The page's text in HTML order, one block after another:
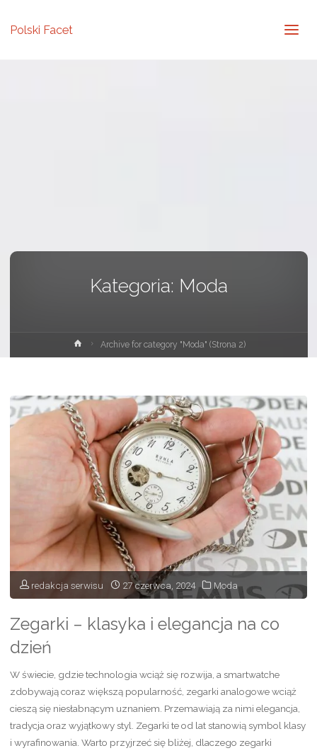
Polski Facet
Kategoria: Moda
Strona
główna
Archive for category "Moda" (Strona 2)
redakcja serwisu 27 czerwca, 2024 Moda
Zegarki – klasyka i elegancja na co
dzień
W świecie, gdzie technologia wciąż się rozwija, a smartwatche
zdobywają coraz większą popularność, zegarki analogowe wciąż
cieszą się niesłabnącym uznaniem. Przemawiają za nimi elegancja,
tradycja oraz wyjątkowy styl. Zegarki te od lat stanowią symbol klasy
i wyrafinowania. Warto przyjrzeć się bliżej, dlaczego zegarki